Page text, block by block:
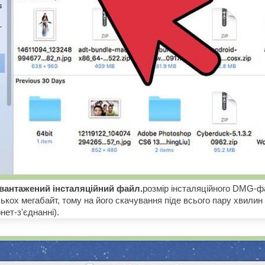
інсталяційний файл.розмір інсталяційного DMG-
мегабайт, тому на його скачування піде всього пару хвилин
з'єднанні).